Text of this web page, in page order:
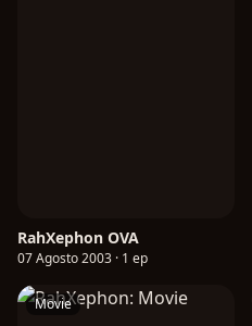
RahXephon OVA
07 Agosto 2003 · 1 ep
Movie